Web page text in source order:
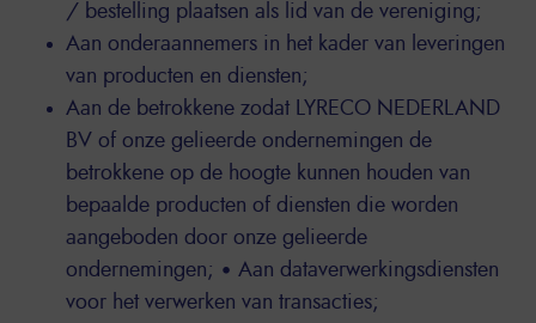
/ bestelling plaatsen als lid van de vereniging;
Aan onderaannemers in het kader van leveringen
van producten en diensten;
Aan de betrokkene zodat LYRECO NEDERLAND
BV of onze gelieerde ondernemingen de
betrokkene op de hoogte kunnen houden van
bepaalde producten of diensten die worden
aangeboden door onze gelieerde
ondernemingen; • Aan dataverwerkingsdiensten
voor het verwerken van transacties;